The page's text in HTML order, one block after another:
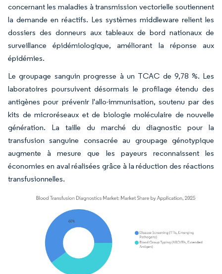
concernant les maladies à transmission vectorielle soutiennent
la demande en réactifs. Les systèmes middleware relient les
dossiers des donneurs aux tableaux de bord nationaux de
surveillance épidémiologique, améliorant la réponse aux
épidémies.
Le groupage sanguin progresse à un TCAC de 9,78 %. Les
laboratoires poursuivent désormais le profilage étendu des
antigènes pour prévenir l'allo-immunisation, soutenu par des
kits de microréseaux et de biologie moléculaire de nouvelle
génération. La taille du marché du diagnostic pour la
transfusion sanguine consacrée au groupage génotypique
augmente à mesure que les payeurs reconnaissent les
économies en aval réalisées grâce à la réduction des réactions
transfusionnelles.